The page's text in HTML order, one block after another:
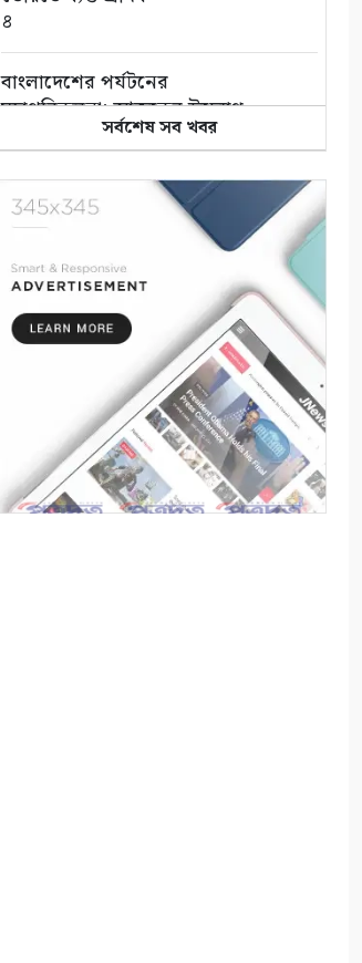
৪
বাংলাদেশের পর্যটনের
মহাপরিকল্পনা: আজকের উদ্যোগ,
আগামীর বাংলাদেশ
৫
বিশ্ব জুড়ে আদিবাসী জনগোষ্ঠী
৬
আন্তর্জাতিক আদিবাসী দিবস
২০২৬: বাংলাদেশের আদিবাসীদের
সুন্দরবনে বাঘের আক্রমণে
ক্ষতিগ্রস্ত তিন পরিবারকে স্বাবলম্বী
সর্বশেষ সব খবর